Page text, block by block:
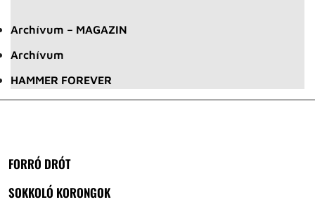
Archívum – MAGAZIN
Archívum
HAMMER FOREVER
FORRÓ DRÓT
SOKKOLÓ KORONGOK